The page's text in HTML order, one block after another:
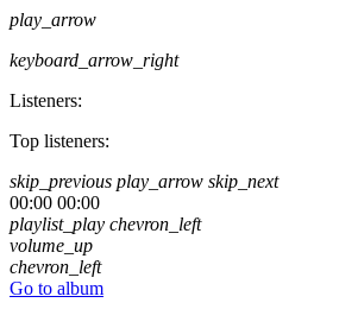
play_arrow
keyboard_arrow_right
Listeners:
Top listeners:
skip_previous play_arrow skip_next
00:00 00:00
playlist_play chevron_left
volume_up
chevron_left
Go to album